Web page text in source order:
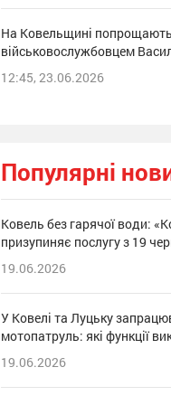
На Ковельщині
військовослужбовцем
12:45, 23.06.2026
Популярні
Ковель без гарячої води:
призупиняє послугу з 19
19.06.2026
У Ковелі та Луцьку
мотопатруль: які функції
19.06.2026